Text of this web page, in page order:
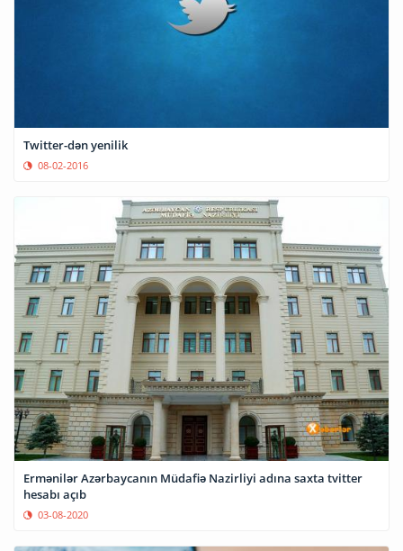
Twitter-dən yenilik
08-02-2016
Ermənilər Azərbaycanın Müdafiə Nazirliyi adına saxta tvitter
hesabı açıb
03-08-2020